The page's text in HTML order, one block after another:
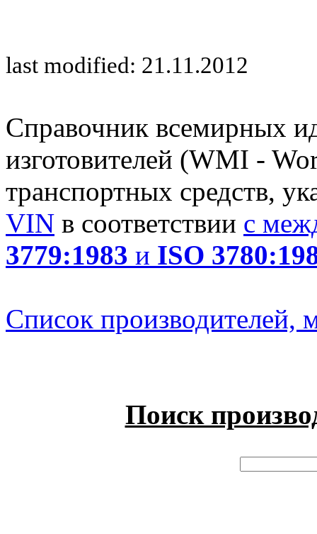
last modified: 21.11.2012
Справочник всемирных
изготовителей (WMI -
транспортных средств,
VIN в соответствии с
3779:1983 и ISO
Список производителей,
Поиск